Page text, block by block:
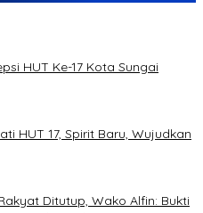
HUT Ke-17 Kota Sungai
HUT 17, Spirit Baru, Wujudkan
Ditutup, Wako Alfin: Bukti